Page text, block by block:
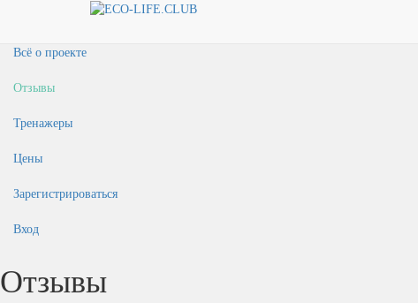
Всё о проекте
Отзывы
Тренажеры
Цены
Зарегистрироваться
Вход
Отзывы